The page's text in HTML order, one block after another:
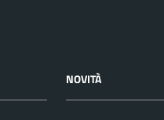
NOVITÀ